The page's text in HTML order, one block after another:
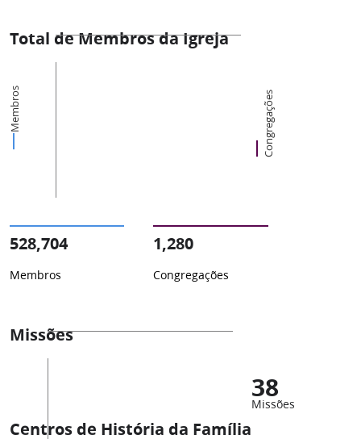
Total de Membros da Igreja
Membros Congregações
528,704
Membros
1,280
Congregações
Missões
38
Missões
Centros de História da Família